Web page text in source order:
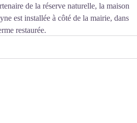
de la réserve naturelle, la maison
est installée à côté de la mairie, dans
restaurée.